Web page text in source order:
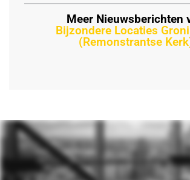
Meer Nieuwsberichten
Bijzondere Locaties
(Remonstrantse